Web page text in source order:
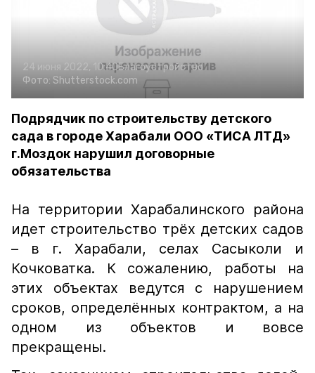
24 июня 2022, 10:40Благоустройство
Фото: Shutterstock.com
Подрядчик по строительству детского
сада в городе Харабали ООО «ТИСА ЛТД»
г.Моздок нарушил договорные
обязательства
На территории Харабалинского района
идет строительство трёх детских садов
– в г. Харабали, селах Сасыколи и
Кочковатка. К сожалению, работы на
этих объектах ведутся с нарушением
сроков, определённых контрактом, а на
одном из объектов и вовсе
прекращены.